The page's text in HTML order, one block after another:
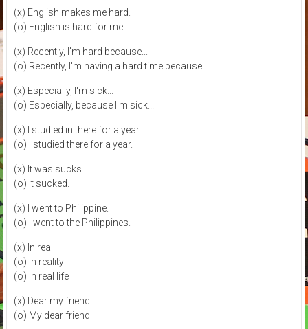
(x) English makes me hard.
(o) English is hard for me.
(x) Recently, I'm hard because...
(o) Recently, I'm having a hard time because...
(x) Especially, I'm sick...
(o) Especially, because I'm sick...
(x) I studied in there for a year.
(o) I studied there for a year.
(x) It was sucks.
(o) It sucked.
(x) I went to Philippine.
(o) I went to the Philippines.
(x) In real
(o) In reality
(o) In real life
(x) Dear my friend
(o) My dear friend